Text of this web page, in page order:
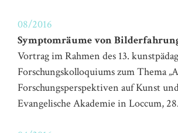
08/2016
Symptomräume von
Vortrag im Rahmen des 13.
Forschungskolloquiums zum Thema
Forschungsperspektiven auf Kunst
Evangelische Akademie in Loccum,